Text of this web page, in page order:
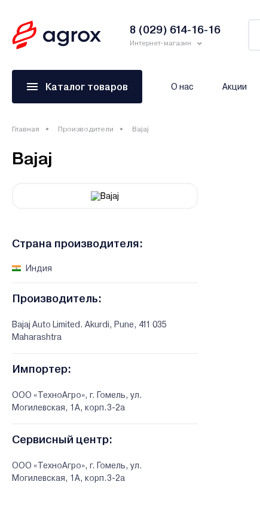
8 (029) 614-16-16
Интернет-магазин
Каталог товаров О нас Акции
Главная Производители Bajaj
Bajaj
Страна производителя:
Индия
Производитель:
Bajaj Auto Limited. Akurdi, Pune, 411 035
Maharashtra
Импортер:
ООО «ТехноАгро», г. Гомель, ул.
Могилевская, 1А, корп.3-2а
Сервисный центр:
ООО «ТехноАгро», г. Гомель, ул.
Могилевская, 1А, корп.3-2а